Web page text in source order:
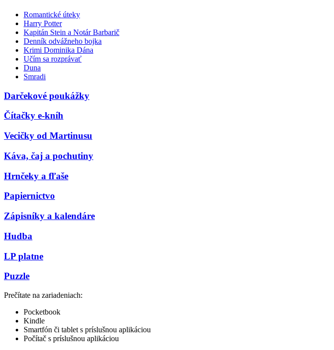
Romantické úteky
Harry Potter
Kapitán Stein a Notár Barbarič
Denník odvážneho bojka
Krimi Dominika Dána
Učím sa rozprávať
Duna
Smradi
Darčekové poukážky
Čítačky e-kníh
Vecičky od Martinusu
Káva, čaj a pochutiny
Hrnčeky a fľaše
Papiernictvo
Zápisníky a kalendáre
Hudba
LP platne
Puzzle
Prečítate na zariadeniach:
Pocketbook
Kindle
Smartfón či tablet s príslušnou aplikáciou
Počítač s príslušnou aplikáciou